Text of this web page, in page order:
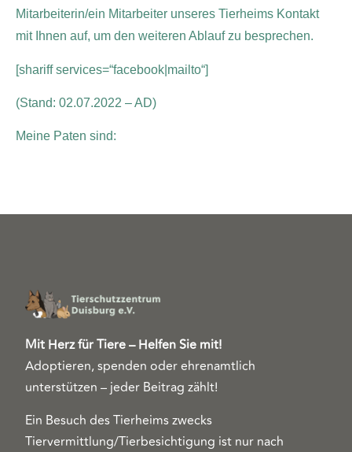
Mitarbeiterin/ein Mitarbeiter unseres Tierheims Kontakt
mit Ihnen auf, um den weiteren Ablauf zu besprechen.
[shariff services=“facebook|mailto“]
(Stand: 02.07.2022 – AD)
Meine Paten sind:
Mit Herz für Tiere – Helfen Sie mit!
Adoptieren, spenden oder ehrenamtlich
unterstützen – jeder Beitrag zählt!
Ein Besuch des Tierheims zwecks
Tiervermittlung/Tierbesichtigung ist nur nach